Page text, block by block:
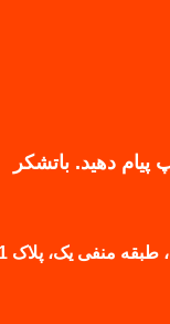
دهید.باتشکر
منفی یک، پلاک 11